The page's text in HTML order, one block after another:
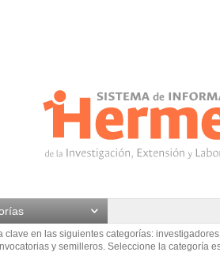
clave en las siguientes categorías:
y semilleros. Seleccione la categoría